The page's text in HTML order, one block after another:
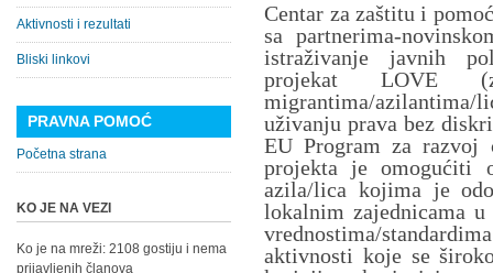
Centar za zaštitu i
sa partnerima-
istraživanje javnih
projekat LOVE
migrantima/
uživanju prava bez
EU Program za
projekta je omogućiti
azila/lica kojima je
lokalnim zajednicama
vrednostima/
aktivnosti koje se
Aktivnosti i rezultati
Bliski linkovi
PRAVNA POMOĆ
Početna strana
KO JE NA VEZI
Ko je na mreži: 2108 gostiju i nema
prijavljenih članova